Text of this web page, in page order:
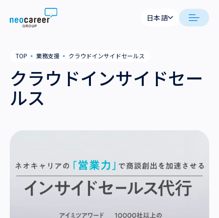
Skip to content
日本語
代表メッセージ
私たちの考え方
事業内容
採用支援
企業情報
会社概要
拠点一覧
ニュース
サステナビリティ
採用情報
日本語
TOP ▪ 業務支援 ▪ クラウドインサイドセールス
クラウドインサイドセー
ルス